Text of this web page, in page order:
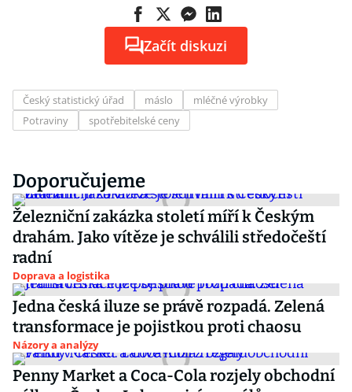
Začít diskuzi
Český statistický úřad máslo
mléčné výrobky
Potraviny
spotřebitelské ceny
Doporučujeme
Železniční zakázka století míří k Českým
drahám. Jako vítěze je schválili středočeští
radní
Doprava a logistika
Jedna česká iluze se právě rozpadá. Zelená
transformace je pojistkou proti chaosu
Názory a analýzy
Penny Market a Coca-Cola rozjely obchodní